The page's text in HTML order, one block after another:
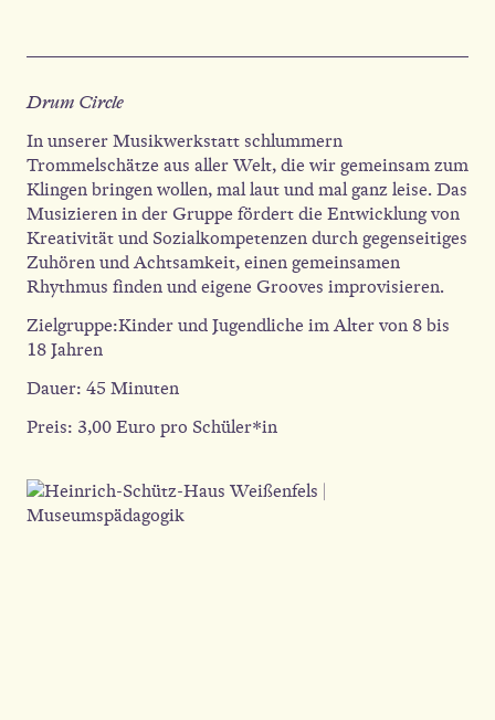
Drum Circle
In unserer Musikwerkstatt schlummern
Trommelschätze aus aller Welt, die wir gemeinsam zum
Klingen bringen wollen, mal laut und mal ganz leise. Das
Musizieren in der Gruppe fördert die Entwicklung von
Kreativität und Sozialkompetenzen durch gegenseitiges
Zuhören und Achtsamkeit, einen gemeinsamen
Rhythmus finden und eigene Grooves improvisieren.
Zielgruppe:Kinder und Jugendliche im Alter von 8 bis
18 Jahren
Dauer: 45 Minuten
Preis: 3,00 Euro pro Schüler*in